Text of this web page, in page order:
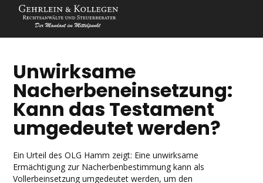
Unwirksame
Nacherbeneinsetzung:
Kann das Testament
umgedeutet werden?
Ein Urteil des OLG Hamm zeigt: Eine unwirksame
Ermächtigung zur Nacherbenbestimmung kann als
Vollerbeinsetzung umgedeutet werden, um den